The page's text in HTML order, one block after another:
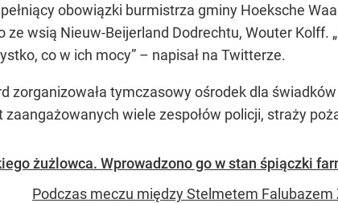
obowiązki burmistrza gminy Hoeksche
ze wsią Nieuw-Beijerland Dodrechtu, Wouter Kolff.
co w ich mocy” – napisał na Twitterze.
zorganizowała tymczasowy ośrodek dla
wiele zespołów policji, straży
żużlowca. Wprowadzono go w stan śpiączki
Podczas meczu między Stelmetem Falubazem